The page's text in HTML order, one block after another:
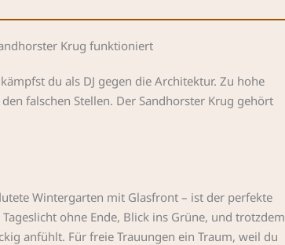
Krug funktioniert
du als DJ gegen die Architektur. Zu hohe
falschen Stellen. Der Sandhorster Krug gehört
Wintergarten mit Glasfront – ist der perfekte
ohne Ende, Blick ins Grüne, und trotzdem
anfühlt. Für freie Trauungen ein Traum, weil du